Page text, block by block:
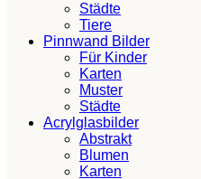
Städte
Tiere
Pinnwand Bilder
Für Kinder
Karten
Muster
Städte
Acrylglasbilder
Abstrakt
Blumen
Karten